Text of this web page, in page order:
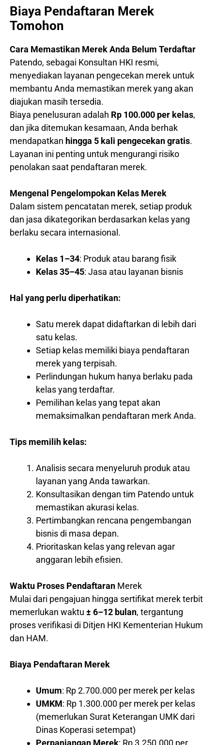
Biaya Pendaftaran Merek
Tomohon
Cara Memastikan Merek Anda Belum Terdaftar
Patendo, sebagai Konsultan HKI resmi,
menyediakan layanan pengecekan merek untuk
membantu Anda memastikan merek yang akan
diajukan masih tersedia.
Biaya penelusuran adalah Rp 100.000 per kelas,
dan jika ditemukan kesamaan, Anda berhak
mendapatkan hingga 5 kali pengecekan gratis.
Layanan ini penting untuk mengurangi risiko
penolakan saat pendaftaran merek.
Mengenal Pengelompokan Kelas Merek
Dalam sistem pencatatan merek, setiap produk
dan jasa dikategorikan berdasarkan kelas yang
berlaku secara internasional.
Kelas 1–34: Produk atau barang fisik
Kelas 35–45: Jasa atau layanan bisnis
Hal yang perlu diperhatikan:
Satu merek dapat didaftarkan di lebih dari
satu kelas.
Setiap kelas memiliki biaya pendaftaran
merek yang terpisah.
Perlindungan hukum hanya berlaku pada
kelas yang terdaftar.
Pemilihan kelas yang tepat akan
memaksimalkan pendaftaran merk Anda.
Tips memilih kelas:
Analisis secara menyeluruh produk atau
layanan yang Anda tawarkan.
Konsultasikan dengan tim Patendo untuk
memastikan akurasi kelas.
Pertimbangkan rencana pengembangan
bisnis di masa depan.
Prioritaskan kelas yang relevan agar
anggaran lebih efisien.
Waktu Proses Pendaftaran Merek
Mulai dari pengajuan hingga sertifikat merek terbit
memerlukan waktu ± 6–12 bulan, tergantung
proses verifikasi di Ditjen HKI Kementerian Hukum
dan HAM.
Biaya Pendaftaran Merek
Umum: Rp 2.700.000 per merek per kelas
UMKM: Rp 1.300.000 per merek per kelas
(memerlukan Surat Keterangan UMK dari
Dinas Koperasi setempat)
Perpanjangan Merek: Rp 3.250.000 per